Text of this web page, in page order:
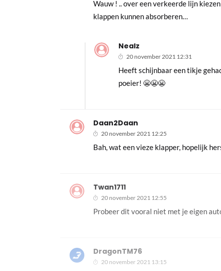
Wauw ! .. over een verkeerde lijn
klappen kunnen absorberen…
Nealz
20 november 2021 12:31
Heeft schijnbaar een tikje
poeier! 😬😬😬
Daan2Daan
20 november 2021 12:25
Bah, wat een vieze klapper, hopelijk
Twan1711
20 november 2021 12:55
Probeer dit vooral niet met je eigen
DragonTM76
20 november 2021 13:15